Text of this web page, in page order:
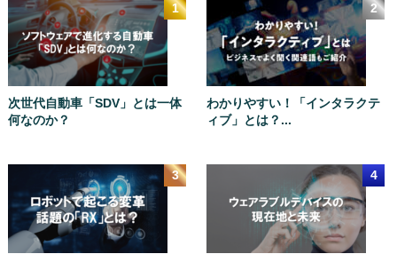
次世代自動車「SDV」とは一体
何なのか？
わかりやすい！「インタラクテ
ィブ」とは？...